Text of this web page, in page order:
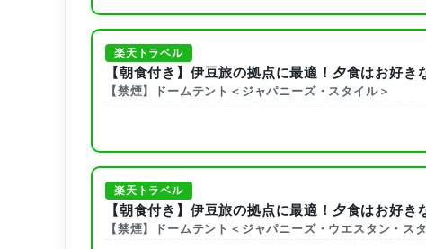
楽天トラベル
【朝食付き】伊豆旅の拠点に最適！夕食はお好
【禁煙】ドームテント＜ジャパニーズ・スタイル＞
楽天トラベル
【朝食付き】伊豆旅の拠点に最適！夕食はお好
【禁煙】ドームテント＜ジャパニーズ・ウエスタン・ス